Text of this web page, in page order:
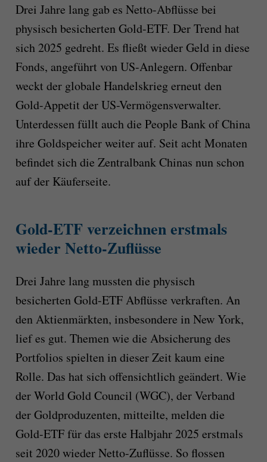
Drei Jahre lang gab es Netto-Abflüsse bei
physisch besicherten Gold-ETF. Der Trend hat
sich 2025 gedreht. Es fließt wieder Geld in diese
Fonds, angeführt von US-Anlegern. Offenbar
weckt der globale Handelskrieg erneut den
Gold-Appetit der US-Vermögensverwalter.
Unterdessen füllt auch die People Bank of China
ihre Goldspeicher weiter auf. Seit acht Monaten
befindet sich die Zentralbank Chinas nun schon
auf der Käuferseite.
Gold-ETF verzeichnen erstmals
wieder Netto-Zuflüsse
Drei Jahre lang mussten die physisch
besicherten Gold-ETF Abflüsse verkraften. An
den Aktienmärkten, insbesondere in New York,
lief es gut. Themen wie die Absicherung des
Portfolios spielten in dieser Zeit kaum eine
Rolle. Das hat sich offensichtlich geändert. Wie
der World Gold Council (WGC), der Verband
der Goldproduzenten, mitteilte, melden die
Gold-ETF für das erste Halbjahr 2025 erstmals
seit 2020 wieder Netto-Zuflüsse. So flossen